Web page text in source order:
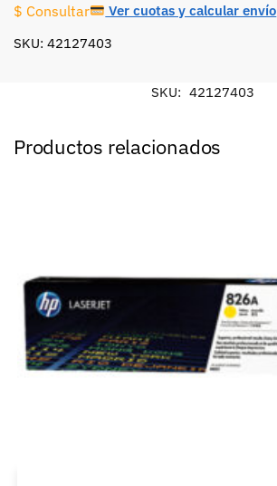
$ Consultar Ver cuotas y calcular envío
SKU: 42127403
SKU: 42127403
Productos relacionados